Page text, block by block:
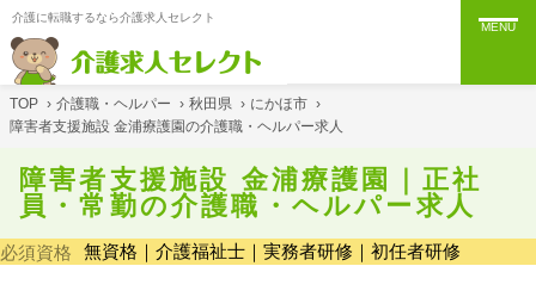
介護に転職するなら介護求人セレクト
MENU
TOP › 介護職・ヘルパー › 秋田県 › にかほ市 ›
障害者支援施設 金浦療護園の介護職・ヘルパー求人
障害者支援施設 金浦療護園｜正社
員・常勤の介護職・ヘルパー求人
必須資格 無資格｜介護福祉士｜実務者研修｜初任者研修